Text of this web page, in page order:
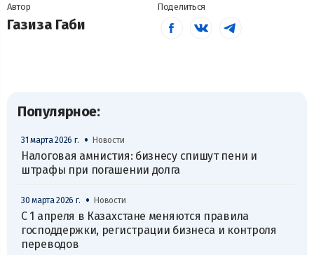
Автор
Газиза Габи
Поделиться
Популярное:
31 марта 2026 г. • Новости
Налоговая амнистия: бизнесу спишут пени и
штрафы при погашении долга
30 марта 2026 г. • Новости
С 1 апреля в Казахстане меняются правила
господдержки, регистрации бизнеса и контроля
переводов